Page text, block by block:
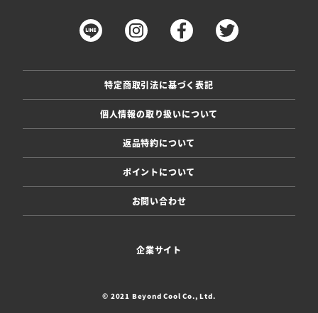
特定商取引法に基づく表記
個人情報の取り扱いについて
返品特約について
ポイントについて
お問い合わせ
企業サイト
© 2021 Beyond Cool Co., Ltd.